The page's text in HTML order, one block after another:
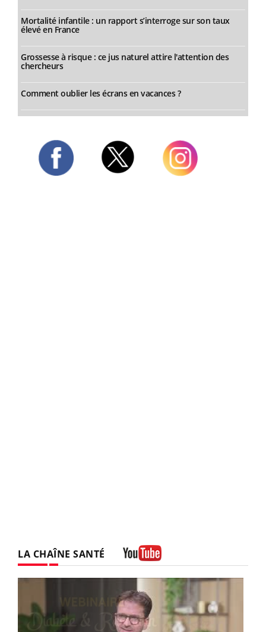
Mortalité infantile : un rapport s’interroge sur son taux
élevé en France
Grossesse à risque : ce jus naturel attire l'attention des
chercheurs
Comment oublier les écrans en vacances ?
LA CHAÎNE SANTÉ